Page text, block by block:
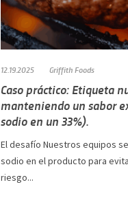
12.19.2025 Griffith Foods
Caso práctico: Etiqueta
manteniendo un sabor
sodio en un 33%).
El desafío Nuestros equipos
sodio en el producto para
riesgo...